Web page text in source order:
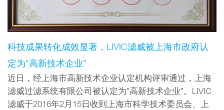
科技成果转化成效显著，LIVIC滤威被上海市政府认
定为“高新技术企业”
近日，经上海市高新技术企业认定机构评审通过，上海
滤威过滤系统有限公司被认定为"高新技术企业"。LIVIC
滤威于2016年2月15日收到上海市科学技术委员会、上